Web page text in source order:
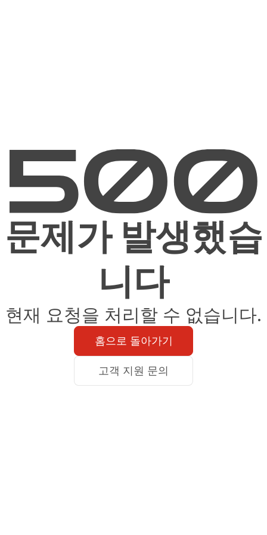
문제가 발생했습
니다
현재 요청을 처리할 수 없습니다.
홈으로 돌아가기
고객 지원 문의